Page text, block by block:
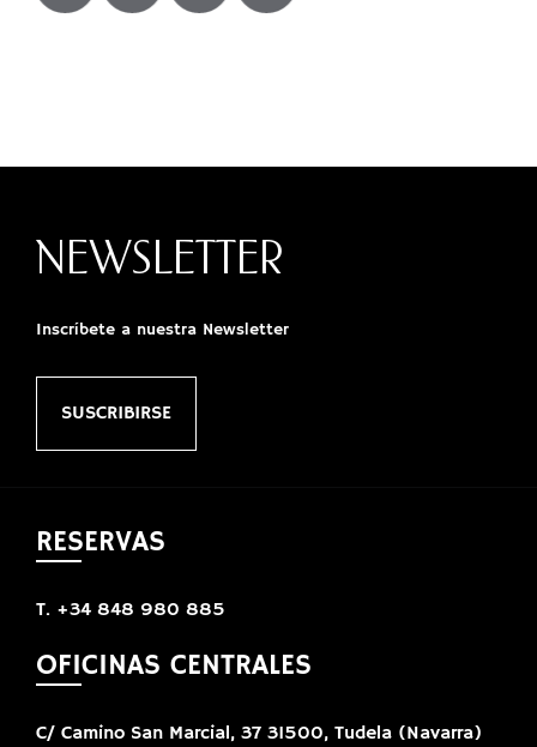
NEWSLETTER
Inscríbete a nuestra Newsletter
SUSCRIBIRSE
RESERVAS
T. +34 848 980 885
OFICINAS CENTRALES
C/ Camino San Marcial, 37 31500, Tudela (Navarra)